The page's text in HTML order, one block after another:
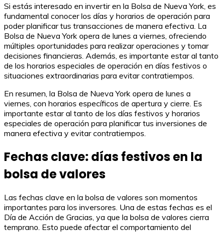
Si estás interesado en invertir en la Bolsa de Nueva York, es
fundamental conocer los días y horarios de operación para
poder planificar tus transacciones de manera efectiva. La
Bolsa de Nueva York opera de lunes a viernes, ofreciendo
múltiples oportunidades para realizar operaciones y tomar
decisiones financieras. Además, es importante estar al tanto
de los horarios especiales de operación en días festivos o
situaciones extraordinarias para evitar contratiempos.
En resumen, la Bolsa de Nueva York opera de lunes a
viernes, con horarios específicos de apertura y cierre. Es
importante estar al tanto de los días festivos y horarios
especiales de operación para planificar tus inversiones de
manera efectiva y evitar contratiempos.
Fechas clave: días festivos en la
bolsa de valores
Las fechas clave en la bolsa de valores son momentos
importantes para los inversores. Una de estas fechas es el
Día de Acción de Gracias, ya que la bolsa de valores cierra
temprano. Esto puede afectar el comportamiento del